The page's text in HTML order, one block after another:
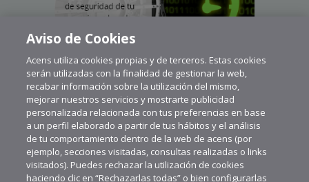
Aviso de Cookies
Acens utiliza cookies propias y de terceros. Estas cookies
serán utilizadas con la finalidad de gestionar la web,
recabar información sobre la utilización del mismo,
mejorar nuestros servicios y mostrarte publicidad
personalizada relacionada con tus preferencias en base
a un perfil elaborado a partir de tus hábitos y el análisis
de tu comportamiento dentro de la web de acens (por
ejemplo, secciones visitadas, consultas realizadas o links
visitados). Puedes rechazar la utilización de cookies
haciendo clic en “Rechazarlas todas” o bien configurarlas